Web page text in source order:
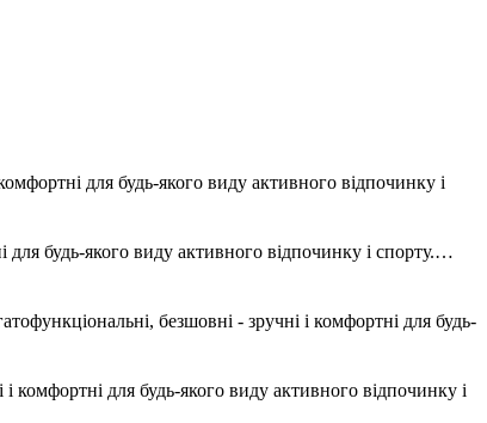
для будь-якого виду активного відпочинку і
будь-якого виду активного відпочинку і спорту.…
безшовні - зручні і комфортні для будь-
для будь-якого виду активного відпочинку і